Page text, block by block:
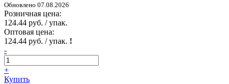
Обновлено 07.08.2026
Розничная цена:
124.44 руб. / упак.
Оптовая цена:
124.44 руб. / упак. !
-
+
Купить